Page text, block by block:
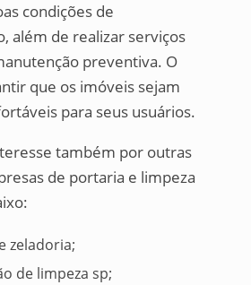
condições de
além de realizar serviços
preventiva. O
que os imóveis sejam
para seus usuários.
também por outras
de portaria e limpeza
zeladoria;
de limpeza sp;